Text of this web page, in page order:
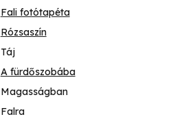
Fali fotótapéta
Rózsaszín
Táj
A fürdőszobába
Magasságban
Falra